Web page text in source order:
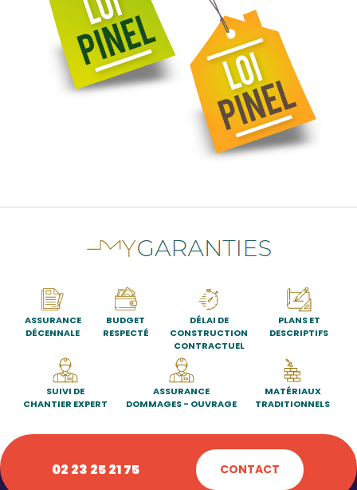
ASSURANCE
DÉCENNALE
BUDGET
RESPECTÉ
DÉLAI DE
CONSTRUCTION
CONTRACTUEL
PLANS ET
DESCRIPTIFS
SUIVI DE
CHANTIER EXPERT
ASSURANCE
DOMMAGES - OUVRAGE
MATÉRIAUX
TRADITIONNELS
02 23 25 21 75 CONTACT